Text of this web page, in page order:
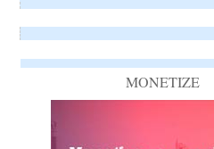
MONETIZE